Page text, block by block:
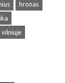
hronas